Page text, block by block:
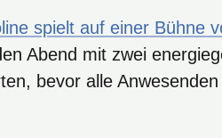
Abend mit zwei
bevor alle